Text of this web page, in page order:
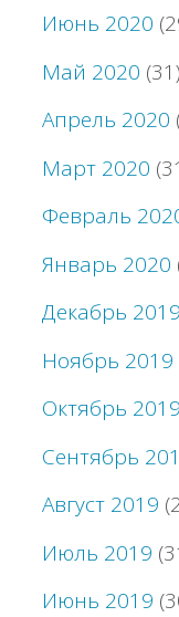
Июнь 2020
Май 2020 (31)
Апрель 2020
Март 2020
Февраль
Январь 2020
Декабрь 2019
Ноябрь 2019
Октябрь 2019
Сентябрь
Август 2019
Июль 2019
Июнь 2019